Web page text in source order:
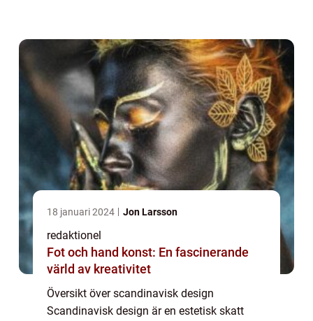
Finland som en r...
18 januari 2024 Jon Larsson
redaktionel
Fot och hand konst: En fascinerande
värld av kreativitet
Översikt över scandinavisk design
Scandinavisk design är en estetisk skatt